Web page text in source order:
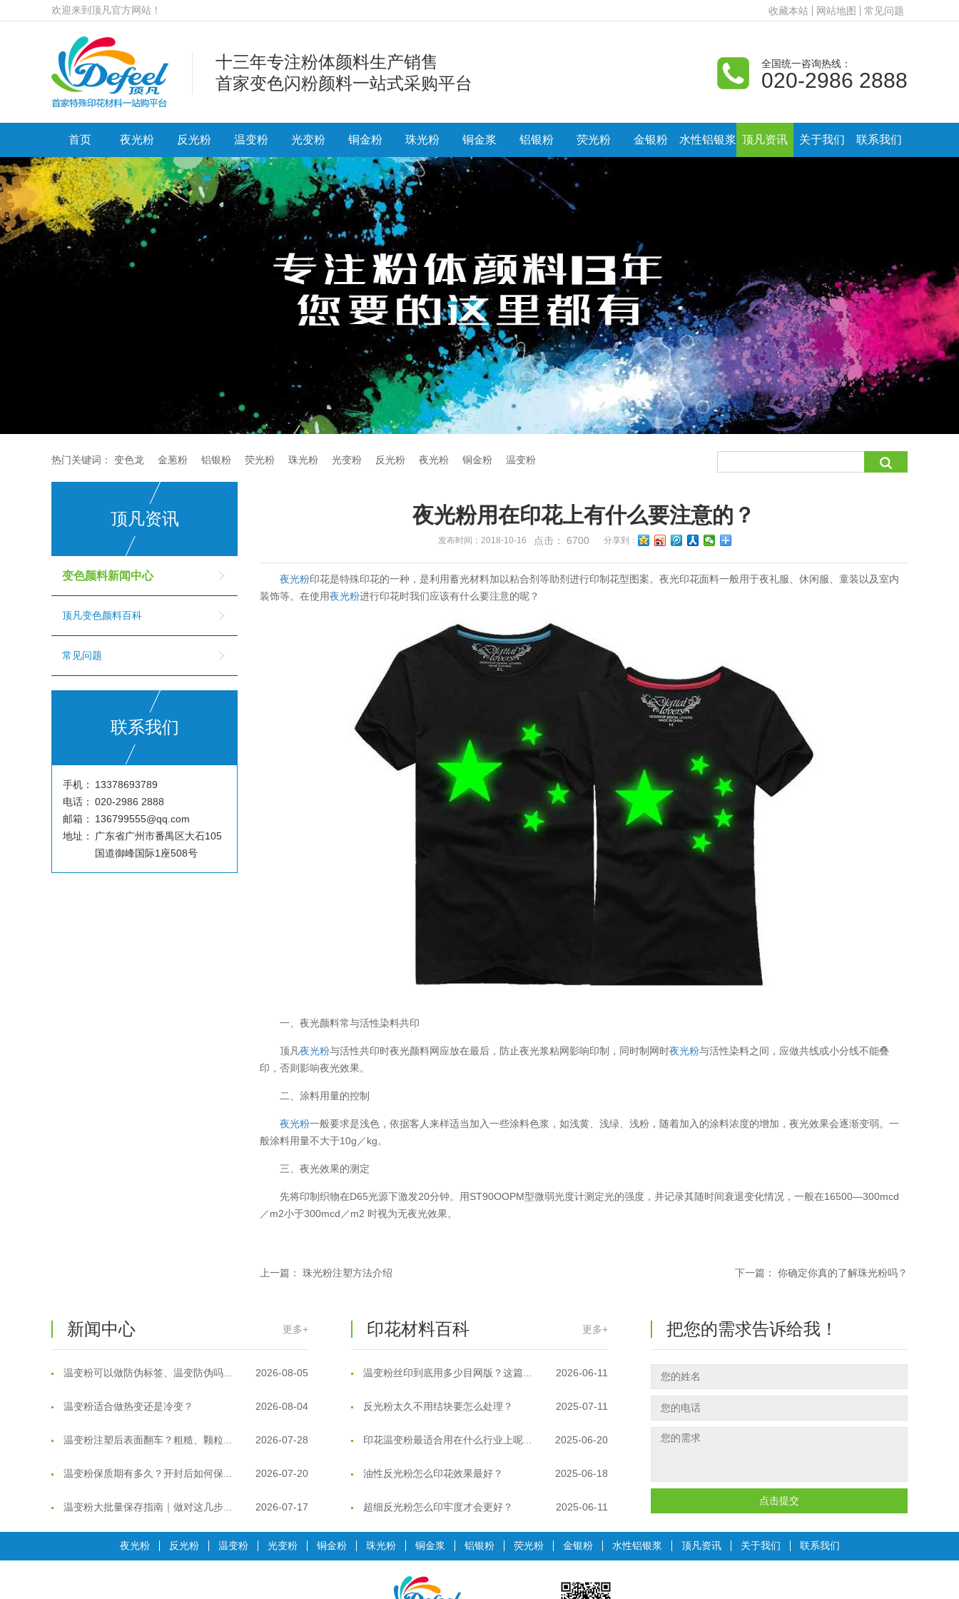
欢迎来到顶凡官方网站！ 收藏本站 网站地图 常见问题
十三年专注粉体颜料生产销售
首家变色闪粉颜料一站式采购平台
全国统一咨询热线：
020-2986 2888
首页 夜光粉 反光粉 温变粉 光变粉 铜金粉 珠光粉 铜金浆 铝银粉 荧光粉 金银粉 水性铝银浆 顶凡资讯 关于我们 联系我们
热门关键词： 变色龙 金葱粉 铝银粉 荧光粉 珠光粉 光变粉 反光粉 夜光粉 铜金粉 温变粉
顶凡资讯
变色颜料新闻中心
顶凡变色颜料百科
常见问题
联系我们
手机：
13378693789
电话： 020-2986 2888
邮箱：
136799555@qq.com
地址：
广东省广州市番禺区大石105
国道御峰国际1座508号
夜光粉用在印花上有什么要注意的？
发布时间：2018-10-16 点击： 6700 分享到：
夜光粉印花是特殊印花的一种，是利用蓄光材料加以粘合剂等助剂进行印制花型图案。夜光印花面料一般用于夜礼服、休闲服、童装以及室内
装饰等。在使用夜光粉进行印花时我们应该有什么要注意的呢？
一、夜光颜料常与活性染料共印
顶凡夜光粉与活性共印时夜光颜料网应放在最后，防止夜光浆粘网影响印制，同时制网时夜光粉与活性染料之间，应做共线或小分线不能叠
印，否则影响夜光效果。
二、涂料用量的控制
夜光粉一般要求是浅色，依据客人来样适当加入一些涂料色浆，如浅黄、浅绿、浅粉，随着加入的涂料浓度的增加，夜光效果会逐渐变弱。一
般涂料用量不大于10g／kg。
三、夜光效果的测定
先将印制织物在D65光源下激发20分钟。用ST90OOPM型微弱光度计测定光的强度，并记录其随时间衰退变化情况，一般在16500—300mcd
／m2小于300mcd／m2 时视为无夜光效果。
上一篇：珠光粉注塑方法介绍 下一篇： 你确定你真的了解珠光粉吗？
新闻中心 更多+
温变粉到底怕不怕酸碱和酒精？ 2026-07-09
印花材料百科 更多+
外墙涂料中怎么添加反光粉使用？ 2025-06-05
超细反光粉需要搭配什么胶浆使用？ 2025-06-03
把您的需求告诉给我！
点击提交
夜光粉 反光粉 温变粉 光变粉 铜金粉 珠光粉 铜金浆 铝银粉 荧光粉 金银粉 水性铝银浆 顶凡资讯 关于我们 联系我们